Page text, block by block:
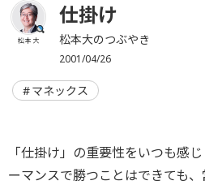
松本 大
仕掛け
松本大のつぶやき
2001/04/26
マネックス
「仕掛け」の重要性をいつも感
ーマンスで勝つことはできても